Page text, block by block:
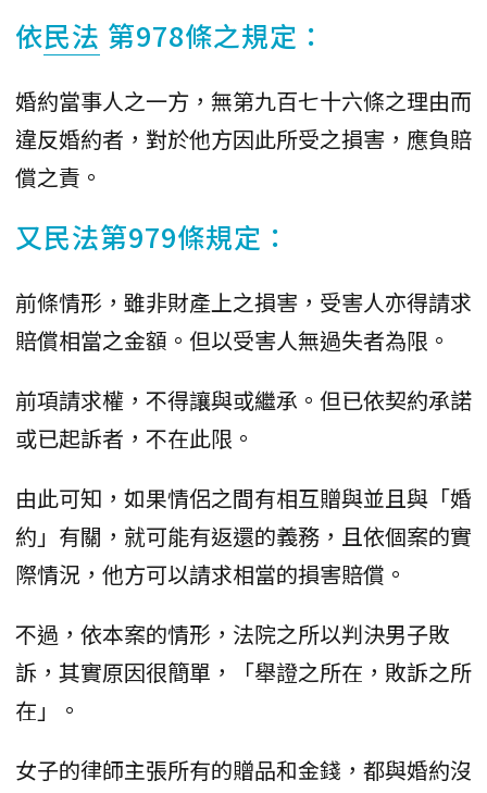
依民法 第978條之規定：
婚約當事人之一方，無第九百七十六條之理由而
違反婚約者，對於他方因此所受之損害，應負賠
償之責。
又民法第979條規定：
前條情形，雖非財產上之損害，受害人亦得請求
賠償相當之金額。但以受害人無過失者為限。
前項請求權，不得讓與或繼承。但已依契約承諾
或已起訴者，不在此限。
由此可知，如果情侶之間有相互贈與並且與「婚
約」有關，就可能有返還的義務，且依個案的實
際情況，他方可以請求相當的損害賠償。
不過，依本案的情形，法院之所以判決男子敗
訴，其實原因很簡單，「舉證之所在，敗訴之所
在」。
女子的律師主張所有的贈品和金錢，都與婚約沒